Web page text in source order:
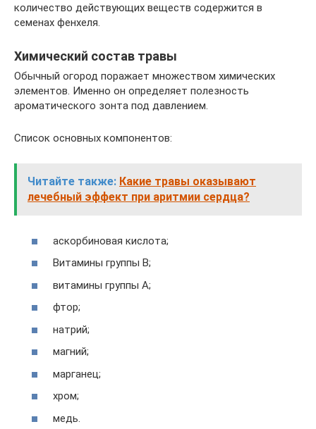
количество действующих веществ содержится в
семенах фенхеля.
Химический состав травы
Обычный огород поражает множеством химических
элементов. Именно он определяет полезность
ароматического зонта под давлением.
Список основных компонентов:
Читайте также: Какие травы оказывают
лечебный эффект при аритмии сердца?
аскорбиновая кислота;
Витамины группы В;
витамины группы А;
фтор;
натрий;
магний;
марганец;
хром;
медь.